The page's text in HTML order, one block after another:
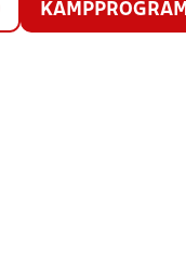
KAMPPROGRAM